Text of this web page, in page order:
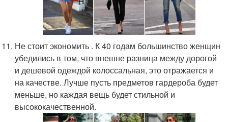
Не стоит экономить . К 40 годам большинство женщин
убедились в том, что внешне разница между дорогой
и дешевой одеждой колоссальная, это отражается и
на качестве. Лучше пусть предметов гардероба будет
меньше, но каждая вещь будет стильной и
высококачественной.